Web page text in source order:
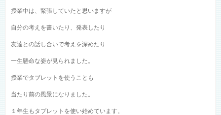
授業中は、緊張していたと思いますが
自分の考えを書いたり、発表したり
友達との話し合いで考えを深めたり
一生懸命な姿が見られました。
授業でタブレットを使うことも
当たり前の風景になりました。
１年生もタブレットを使い始めています。